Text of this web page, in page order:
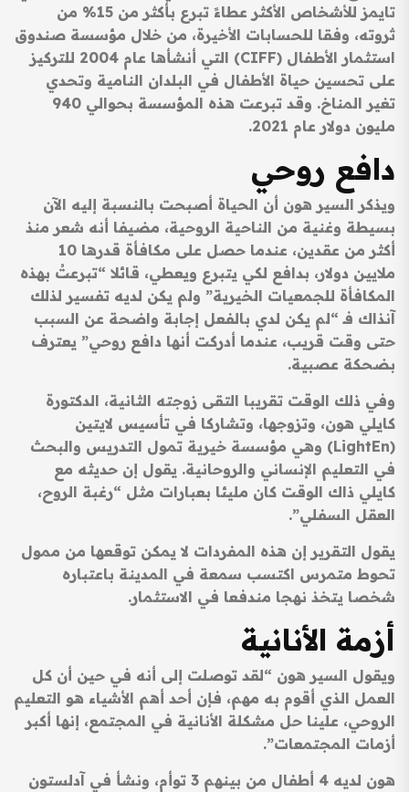
تايمز للأشخاص الأكثر عطاءً تبرع بأكثر من 15% من
ثروته، وفقا للحسابات الأخيرة، من خلال مؤسسة صندوق
استثمار الأطفال (CIFF) التي أنشأها عام 2004 للتركيز
على تحسين حياة الأطفال في البلدان النامية وتحدي
تغير المناخ. وقد تبرعت هذه المؤسسة بحوالي 940
مليون دولار عام 2021.
دافع روحي
ويذكر السير هون أن الحياة أصبحت بالنسبة إليه الآن
بسيطة وغنية من الناحية الروحية، مضيفا أنه شعر منذ
أكثر من عقدين، عندما حصل على مكافأة قدرها 10
ملايين دولار، بدافع لكي يتبرع ويعطي، قائلا “تبرعتُ بهذه
المكافأة للجمعيات الخيرية” ولم يكن لديه تفسير لذلك
آنذاك فـ “لم يكن لدي بالفعل إجابة واضحة عن السبب
حتى وقت قريب، عندما أدركت أنها دافع روحي” يعترف
بضحكة عصبية.
وفي ذلك الوقت تقريبا التقى زوجته الثانية، الدكتورة
كايلي هون، وتزوجها، وتشاركا في تأسيس لايتين
(LightEn) وهي مؤسسة خيرية تمول التدريس والبحث
في التعليم الإنساني والروحانية. يقول إن حديثه مع
كايلي ذاك الوقت كان مليئا بعبارات مثل “رغبة الروح،
العقل السفلي”.
يقول التقرير إن هذه المفردات لا يمكن توقعها من ممول
تحوط متمرس اكتسب سمعة في المدينة باعتباره
شخصا يتخذ نهجا مندفعا في الاستثمار.
أزمة الأنانية
ويقول السير هون “لقد توصلت إلى أنه في حين أن كل
العمل الذي أقوم به مهم، فإن أحد أهم الأشياء هو التعليم
الروحي، علينا حل مشكلة الأنانية في المجتمع، إنها أكبر
أزمات المجتمعات”.
هون لديه 4 أطفال من بينهم 3 توأم، ونشأ في آدلستون